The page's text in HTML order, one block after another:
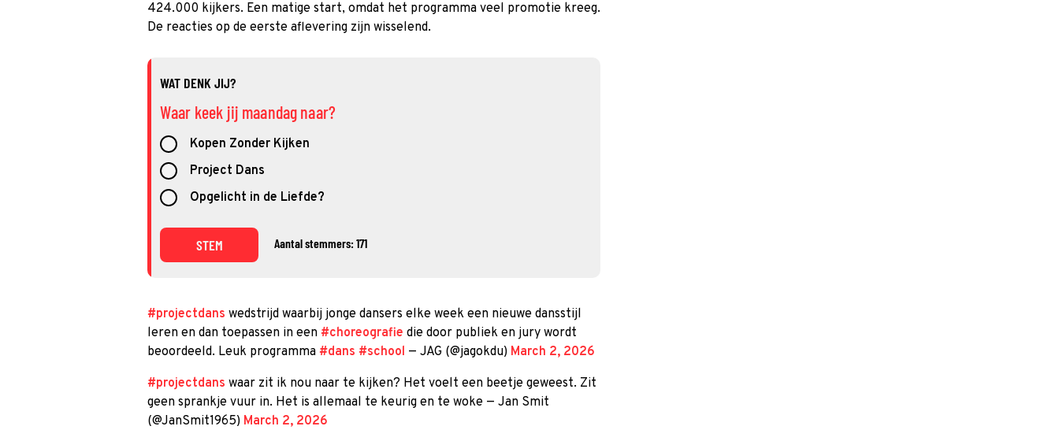
424.000 kijkers. Een matige start, omdat het programma veel promotie kreeg.
De reacties op de eerste aflevering zijn wisselend.
WAT DENK JIJ?
Waar keek jij maandag naar?
Kopen Zonder Kijken
Project Dans
Opgelicht in de Liefde?
STEM Aantal stemmers: 171
#projectdans wedstrijd waarbij jonge dansers elke week een nieuwe dansstijl
leren en dan toepassen in een #choreografie die door publiek en jury wordt
beoordeeld. Leuk programma #dans #school — JAG (@jagokdu) March 2, 2026
#projectdans waar zit ik nou naar te kijken? Het voelt een beetje geweest. Zit
geen sprankje vuur in. Het is allemaal te keurig en te woke — Jan Smit
(@JanSmit1965) March 2, 2026